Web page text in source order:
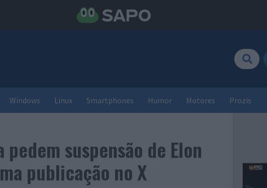
Windows Linux Smartphones Humor Motores Prozis
suspensão de Elon
publicação no X